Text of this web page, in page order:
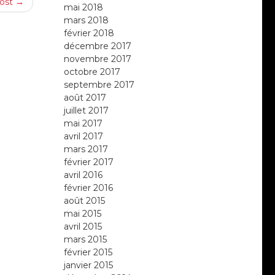
mai 2018
mars 2018
février 2018
décembre 2017
novembre 2017
octobre 2017
septembre 2017
août 2017
juillet 2017
mai 2017
avril 2017
mars 2017
février 2017
avril 2016
février 2016
août 2015
mai 2015
avril 2015
mars 2015
février 2015
janvier 2015